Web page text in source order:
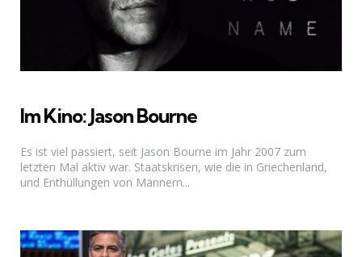
Im Kino: Jason Bourne
Es ist viel passiert, seit Jason Bourne im Jahr 2007 zum
letzten Mal aktiv war. Staatskrisen, wie die in Griechenland,
und Enthüllungen von Männern...